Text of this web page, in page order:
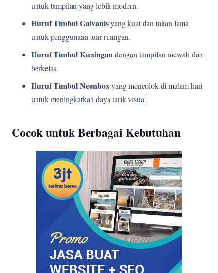
untuk tampilan yang lebih modern.
Huruf Timbul Galvanisyang kuat dan tahan lama
untuk penggunaan luar ruangan.
Huruf Timbul Kuningandengan tampilan mewah dan
berkelas.
Huruf Timbul Neonboxyang mencolok di malam hari
untuk meningkatkan daya tarik visual.
Cocok untuk Berbagai Kebutuhan